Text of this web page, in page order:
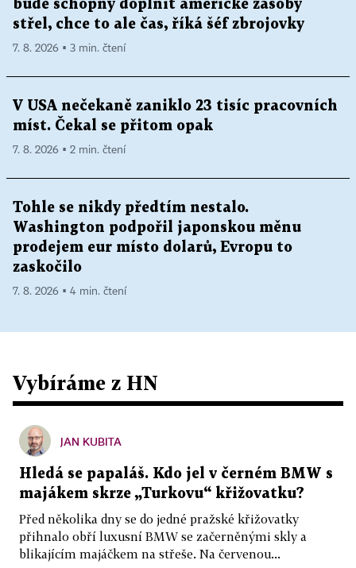
bude schopný doplnit americké zásoby
střel, chce to ale čas, říká šéf zbrojovky
7. 8. 2026 ▪ 3 min. čtení
V USA nečekaně zaniklo 23 tisíc pracovních
míst. Čekal se přitom opak
7. 8. 2026 ▪ 2 min. čtení
Tohle se nikdy předtím nestalo.
Washington podpořil japonskou měnu
prodejem eur místo dolarů, Evropu to
zaskočilo
7. 8. 2026 ▪ 4 min. čtení
Vybíráme z HN
JAN KUBITA
Hledá se papaláš. Kdo jel v černém BMW s
majákem skrze „Turkovu“ křižovatku?
Před několika dny se do jedné pražské křižovatky
přihnalo obří luxusní BMW se začerněnými skly a
blikajícím majáčkem na střeše. Na červenou...